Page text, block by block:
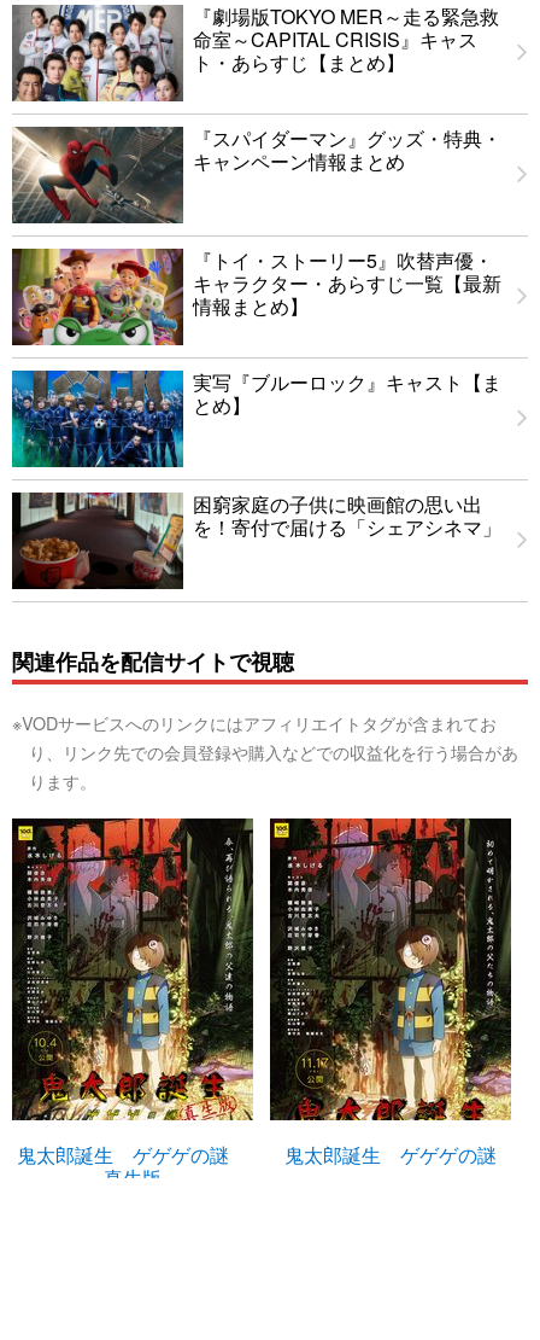
『劇場版TOKYO MER～走る緊急救
命室～CAPITAL CRISIS』キャス
ト・あらすじ【まとめ】
『スパイダーマン』グッズ・特典・
キャンペーン情報まとめ
『トイ・ストーリー5』吹替声優・
キャラクター・あらすじ一覧【最新
情報まとめ】
実写『ブルーロック』キャスト【ま
とめ】
困窮家庭の子供に映画館の思い出
を！寄付で届ける「シェアシネマ」
関連作品を配信サイトで視聴
※VODサービスへのリンクにはアフィリエイトタグが含まれてお
り、リンク先での会員登録や購入などでの収益化を行う場合があ
ります。
鬼太郎誕生 ゲゲゲの謎
真生版
鬼太郎誕生 ゲゲゲの謎